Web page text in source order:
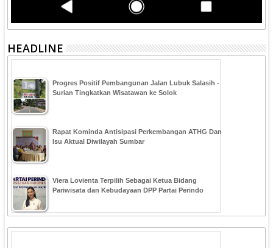
HEADLINE
Progres Positif Pembangunan Jalan Lubuk Salasih -
Surian Tingkatkan Wisatawan ke Solok
Rapat Kominda Antisipasi Perkembangan ATHG Dan
Isu Aktual Diwilayah Sumbar
Viera Lovienta Terpilih Sebagai Ketua Bidang
Pariwisata dan Kebudayaan DPP Partai Perindo